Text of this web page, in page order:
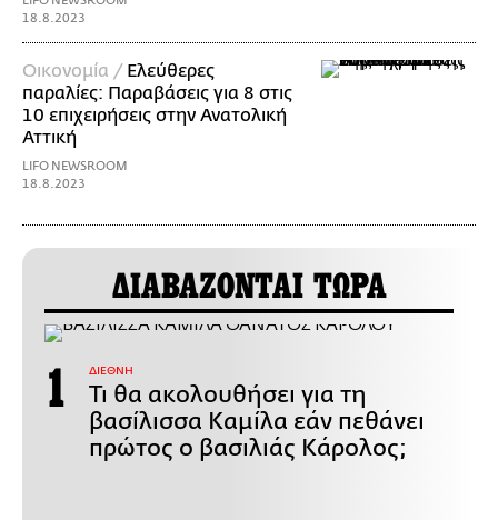
18.8.2023
Οικονομία / Ελεύθερες
παραλίες: Παραβάσεις για 8 στις
10 επιχειρήσεις στην Ανατολική
Αττική
LIFO NEWSROOM
18.8.2023
ΔΙΑΒΑΖΟΝΤΑΙ ΤΩΡΑ
ΔΙΕΘΝΗ
Τι θα ακολουθήσει για τη
βασίλισσα Καμίλα εάν πεθάνει
πρώτος ο βασιλιάς Κάρολος;